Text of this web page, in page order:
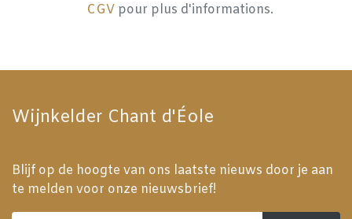
CGV pour plus d'informations.
Wijnkelder Chant d'Éole
Blijf op de hoogte van ons laatste nieuws door je aan
te melden voor onze nieuwsbrief!